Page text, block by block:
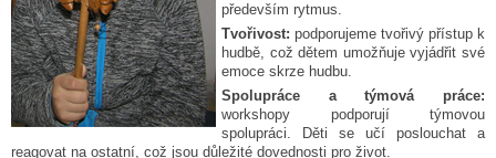
především rytmus.
Tvořivost: podporujeme tvořivý přístup k
hudbě, což dětem umožňuje vyjádřit své
emoce skrze hudbu.
Spolupráce a týmová práce:
workshopy podporují týmovou
spolupráci. Děti se učí poslouchat a
reagovat na ostatní, což jsou důležité dovednosti pro život.